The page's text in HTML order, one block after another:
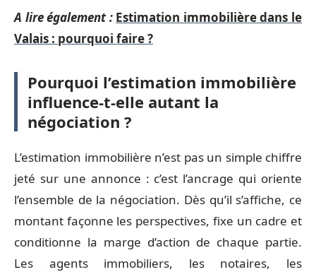
A lire également : Estimation immobilière dans le
Valais : pourquoi faire ?
Pourquoi l’estimation immobilière
influence-t-elle autant la
négociation ?
L’estimation immobilière n’est pas un simple chiffre
jeté sur une annonce : c’est l’ancrage qui oriente
l’ensemble de la négociation. Dès qu’il s’affiche, ce
montant façonne les perspectives, fixe un cadre et
conditionne la marge d’action de chaque partie.
Les agents immobiliers, les notaires, les